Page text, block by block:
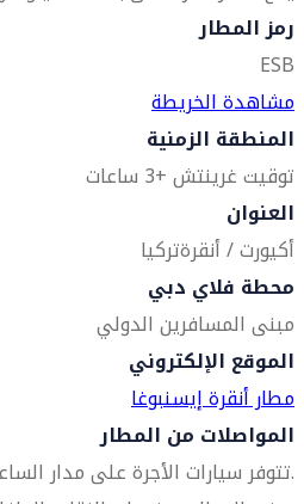
رمز المطار
ESB
مشاهدة الخريطة
المنطقة الزمنية
توقيت غرينتش +3 ساعات
العنوان
أكيورت / أنقرةتركيا
محطة فلاي دبي
مبنى المسافرين الدولي
الموقع الإلكتروني
مطار أنقرة إيسنبوغا
المواصلات من المطار
.تتوفر سيارات الأجرة على مدار